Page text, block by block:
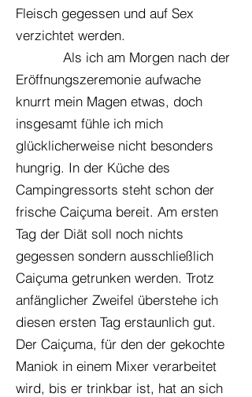
Fleisch gegessen und auf Sex
verzichtet werden.
Als ich am Morgen nach der
Eröffnungszeremonie aufwache
knurrt mein Magen etwas, doch
insgesamt fühle ich mich
glücklicherweise nicht besonders
hungrig. In der Küche des
Campingressorts steht schon der
frische Caiçuma bereit. Am ersten
Tag der Diät soll noch nichts
gegessen sondern ausschließlich
Caiçuma getrunken werden. Trotz
anfänglicher Zweifel überstehe ich
diesen ersten Tag erstaunlich gut.
Der Caiçuma, für den der gekochte
Maniok in einem Mixer verarbeitet
wird, bis er trinkbar ist, hat an sich